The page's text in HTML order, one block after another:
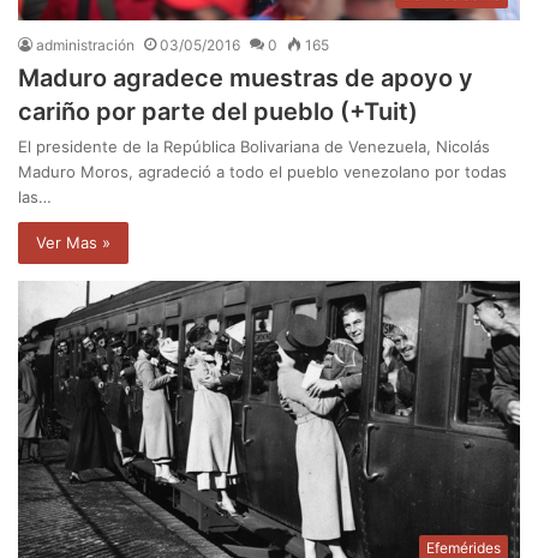
administración 03/05/2016 0 165
Maduro agradece muestras de apoyo y
cariño por parte del pueblo (+Tuit)
El presidente de la República Bolivariana de Venezuela, Nicolás
Maduro Moros, agradeció a todo el pueblo venezolano por todas
las…
Ver Mas »
Efemérides